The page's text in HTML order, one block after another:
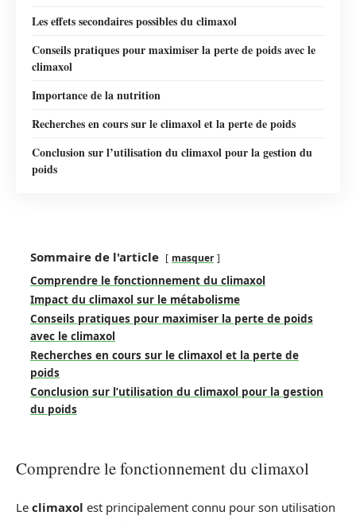
Les effets secondaires possibles du climaxol
Conseils pratiques pour maximiser la perte de poids avec le
climaxol
Importance de la nutrition
Recherches en cours sur le climaxol et la perte de poids
Conclusion sur l’utilisation du climaxol pour la gestion du
poids
Sommaire de l'article masquer
Comprendre le fonctionnement du climaxol
Impact du climaxol sur le métabolisme
Conseils pratiques pour maximiser la perte de poids
avec le climaxol
Recherches en cours sur le climaxol et la perte de
poids
Conclusion sur l’utilisation du climaxol pour la gestion
du poids
Comprendre le fonctionnement du climaxol
Le climaxol est principalement connu pour son utilisation